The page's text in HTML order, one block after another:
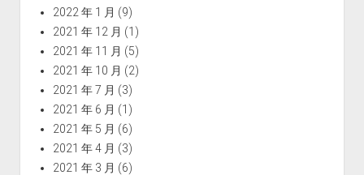
2022 年 1 月 (9)
2021 年 12 月 (1)
2021 年 11 月 (5)
2021 年 10 月 (2)
2021 年 7 月 (3)
2021 年 6 月 (1)
2021 年 5 月 (6)
2021 年 4 月 (3)
2021 年 3 月 (6)